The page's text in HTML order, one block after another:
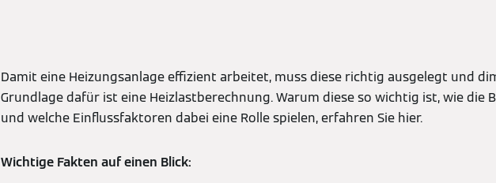
Damit eine Heizungsanlage effizient arbeitet, muss diese richtig ausgelegt und
Grundlage dafür ist eine Heizlastberechnung. Warum diese so wichtig ist, wie die
und welche Einflussfaktoren dabei eine Rolle spielen, erfahren Sie hier.
Wichtige Fakten auf einen Blick: